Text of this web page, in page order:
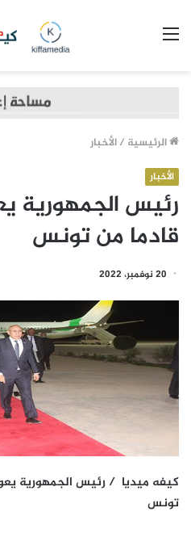
الرئيسية /الأخبار
الأخبار
رئيس الجمهورية
قادما من تونس
20 نوفمبر، 2022
كيفه ميديا / رئيس الجمهورية
تونس